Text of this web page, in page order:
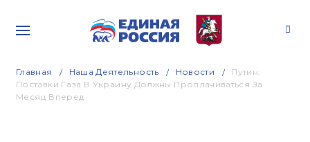
Главная Наша Деятельность Новости
Путин:
Поставки Газа В Украину Должны Проплачиваться За
Месяц Вперед